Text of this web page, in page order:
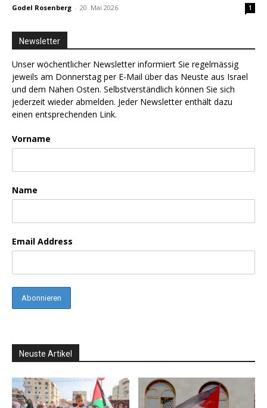
Godel Rosenberg - 20. Mai 2026 1
Newsletter
Unser wöchentlicher Newsletter informiert Sie regelmässig
jeweils am Donnerstag per E-Mail über das Neuste aus Israel
und dem Nahen Osten. Selbstverständlich können Sie sich
jederzeit wieder abmelden. Jeder Newsletter enthält dazu
einen entsprechenden Link.
Vorname
Name
Email Address
Neuste Artikel